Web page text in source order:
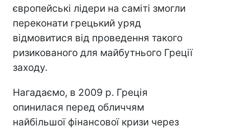
європейські лідери на саміті змогли
переконати грецький уряд
відмовитися від проведення такого
ризикованого для майбутнього Греції
заходу.
Нагадаємо, в 2009 р. Греція
опинилася перед обличчям
найбільшої фінансової кризи через